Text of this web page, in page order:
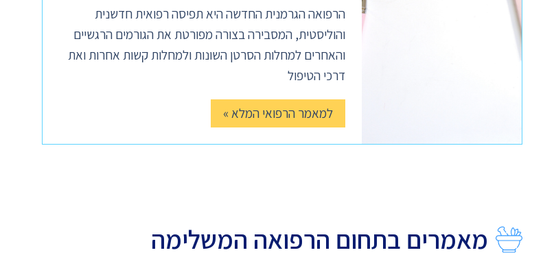
הרפואה הגרמנית החדשה היא תפיסה רפואית חדשנית
והוליסטית, המסבירה בצורה מפורטת את הגורמים הרגשיים
והאחרים למחלות הסרטן השונות ולמחלות קשות אחרות ואת
דרכי הטיפול
למאמר הרפואי המלא »
מאמרים בתחום הרפואה המשלימה